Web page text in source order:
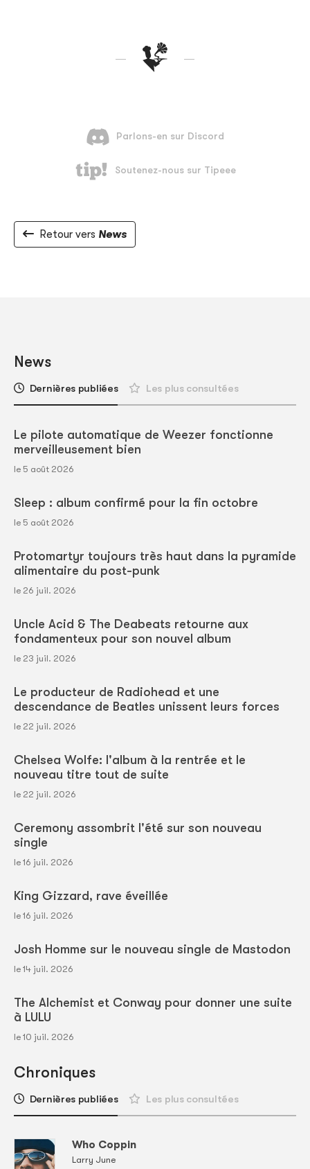
Retour vers News
News
Dernières publiées Les plus consultées
Le pilote automatique de Weezer fonctionne
merveilleusement bien
le 5 août 2026
Sleep : album confirmé pour la fin octobre
le 5 août 2026
Protomartyr toujours très haut dans la pyramide
alimentaire du post-punk
le 26 juil. 2026
Uncle Acid & The Deabeats retourne aux
fondamenteux pour son nouvel album
le 23 juil. 2026
Le producteur de Radiohead et une
descendance de Beatles unissent leurs forces
le 22 juil. 2026
Chelsea Wolfe: l'album à la rentrée et le
nouveau titre tout de suite
le 22 juil. 2026
Ceremony assombrit l'été sur son nouveau
single
le 16 juil. 2026
King Gizzard, rave éveillée
le 16 juil. 2026
Josh Homme sur le nouveau single de Mastodon
le 14 juil. 2026
The Alchemist et Conway pour donner une suite
à LULU
le 10 juil. 2026
Chroniques
Dernières publiées Les plus consultées
Who Coppin
Larry June